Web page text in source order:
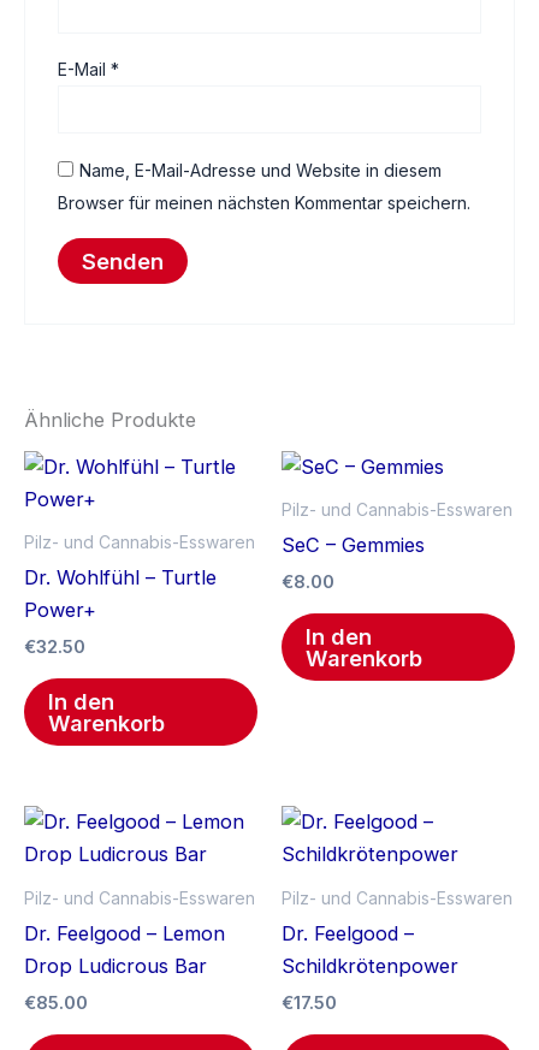
E-Mail*
Name, E-Mail-Adresse und Website in diesem
Browser für meinen nächsten Kommentar speichern.
Ähnliche Produkte
Pilz- und Cannabis-Esswaren
Dr. Wohlfühl – Turtle
Power+
€32.50
In den
Warenkorb
Pilz- und Cannabis-Esswaren
SeC – Gemmies
€8.00
In den
Warenkorb
Pilz- und Cannabis-Esswaren
Dr. Feelgood – Lemon
Drop Ludicrous Bar
€85.00
Pilz- und Cannabis-Esswaren
Dr. Feelgood –
Schildkrötenpower
€17.50